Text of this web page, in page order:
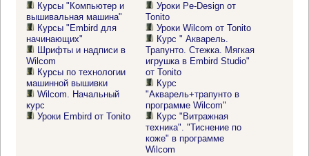
Курсы "Компьютер и
вышивальная машина"
Курсы "Embird для
начинающих"
Шрифты и надписи в
Wilcom
Курсы по технологии
машинной вышивки
Wilcom. Начальный
курс
Уроки Embird от Tonito
Уроки Pe-Design от
Tonito
Уроки Wilcom от Tonito
Курс " Акварель.
Трапунто. Стежка. Мягкая
игрушка в Embird Studio"
от Tonito
Курс
"Акварель+трапунто в
программе Wilcom"
Курс "Витражная
техника". "Тиснение по
коже" в программе
Wilcom